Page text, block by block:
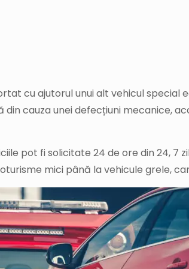
cu ajutorul unui alt vehicul special
cauza unei defecțiuni mecanice,
pot fi solicitate 24 de ore din 24, 7
mici până la vehicule grele,